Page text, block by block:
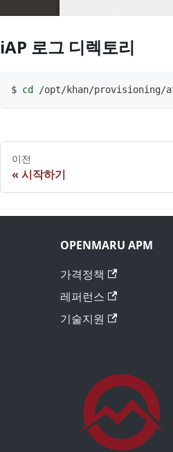
iAP 로그 디렉토리
$ cd /opt/khan/provisioning/
이전
시작하기
OPENMARU APM
가격정책
레퍼런스
기술지원